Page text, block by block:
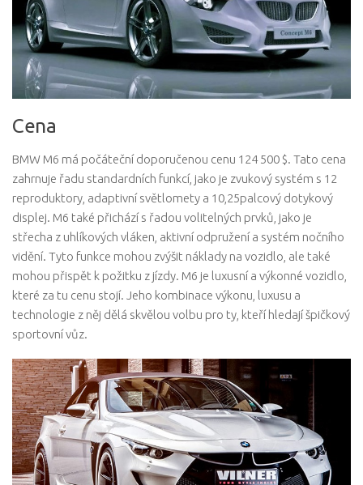
Cena
BMW M6 má počáteční doporučenou cenu 124 500 $. Tato cena
zahrnuje řadu standardních funkcí, jako je zvukový systém s 12
reproduktory, adaptivní světlomety a 10,25palcový dotykový
displej. M6 také přichází s řadou volitelných prvků, jako je
střecha z uhlíkových vláken, aktivní odpružení a systém nočního
vidění. Tyto funkce mohou zvýšit náklady na vozidlo, ale také
mohou přispět k požitku z jízdy. M6 je luxusní a výkonné vozidlo,
které za tu cenu stojí. Jeho kombinace výkonu, luxusu a
technologie z něj dělá skvělou volbu pro ty, kteří hledají špičkový
sportovní vůz.